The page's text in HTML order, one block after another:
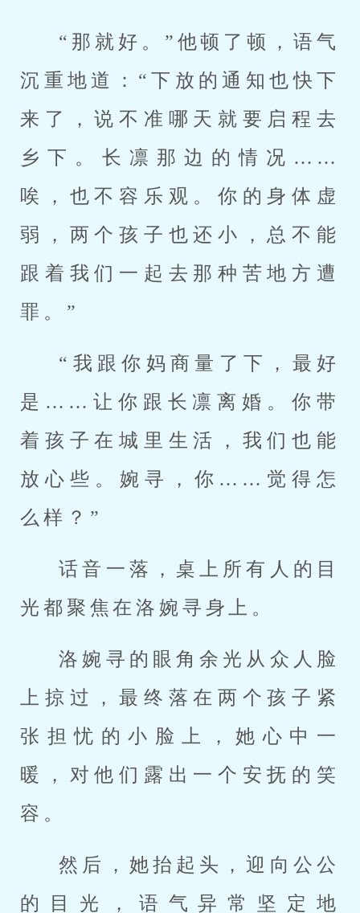
“那就好。”他顿了顿，语气
沉重地道：“下放的通知也快下
来了，说不准哪天就要启程去
乡下。长凛那边的情况……
唉，也不容乐观。你的身体虚
弱，两个孩子也还小，总不能
跟着我们一起去那种苦地方遭
罪。”
“我跟你妈商量了下，最好
是……让你跟长凛离婚。你带
着孩子在城里生活，我们也能
放心些。婉寻，你……觉得怎
么样？”
话音一落，桌上所有人的目
光都聚焦在洛婉寻身上。
洛婉寻的眼角余光从众人脸
上掠过，最终落在两个孩子紧
张担忧的小脸上，她心中一
暖，对他们露出一个安抚的笑
容。
然后，她抬起头，迎向公公
的目光，语气异常坚定地